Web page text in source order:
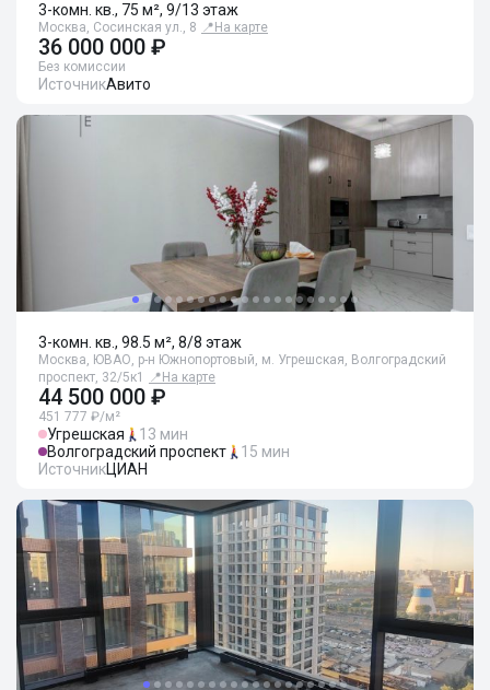
3-комн. кв., 75 м², 9/13 этаж
Москва, Сосинская ул., 8 📍 На карте
36 000 000 ₽
Без комиссии
ИсточникАвито
3-комн. кв., 98.5 м², 8/8 этаж
Москва, ЮВАО, р-н Южнопортовый, м. Угрешская, Волгоградский
проспект, 32/5к1
📍 На карте
44 500 000 ₽
451 777 ₽/м²
Угрешская
13 мин
Волгоградский проспект
15 мин
ИсточникЦИАН